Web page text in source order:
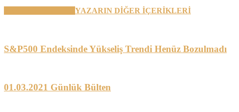
YAZARIN DİĞER İÇERİKLERİ
S&P500 Endeksinde Yükseliş Trendi Henüz Bozulmadı
01.03.2021 Günlük Bülten